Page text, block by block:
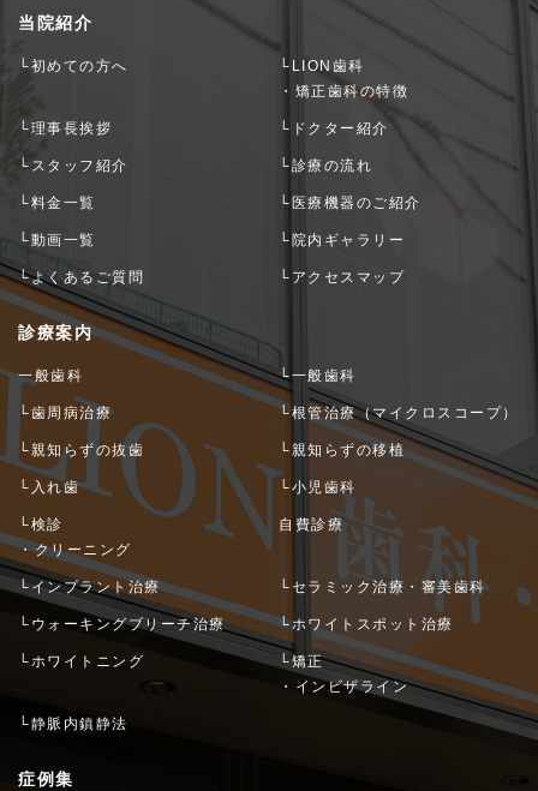
当院紹介
└初めての方へ
└LION歯科
・矯正歯科の特徴
└理事長挨拶 └ドクター紹介
└スタッフ紹介 └診療の流れ
└料金一覧 └医療機器のご紹介
└動画一覧 └院内ギャラリー
└よくあるご質問 └アクセスマップ
診療案内
一般歯科 └一般歯科
└歯周病治療 └根管治療（マイクロスコープ）
└親知らずの抜歯 └親知らずの移植
└入れ歯 └小児歯科
└検診
・クリーニング
自費診療
└インプラント治療 └セラミック治療・審美歯科
└ウォーキングブリーチ治療 └ホワイトスポット治療
└ホワイトニング
└矯正
・インビザライン
└静脈内鎮静法
症例集